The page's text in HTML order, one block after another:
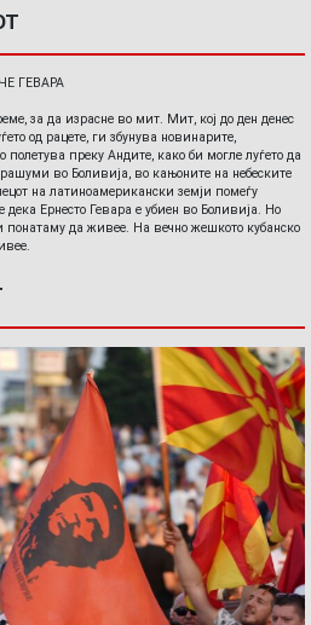
ГЕВАРА
за да израсне во мит. Мит, кој до ден денес
од рацете, ги збунува новинарите,
преку Андите, како би могле луѓето да
во Боливија, во кањоните на небеските
на латиноамерикански земји помеѓу
Ернесто Гевара е убиен во Боливија. Но
понатаму да живее. На вечно жешкото кубанско